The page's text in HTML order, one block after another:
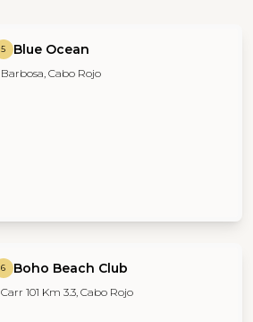
5 Blue Ocean
Barbosa, Cabo Rojo
6 Boho Beach Club
Carr 101 Km 3.3, Cabo Rojo